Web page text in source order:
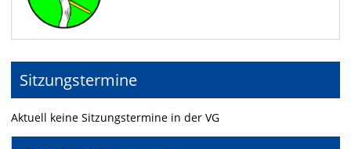
Sitzungstermine
Aktuell keine Sitzungstermine in der VG